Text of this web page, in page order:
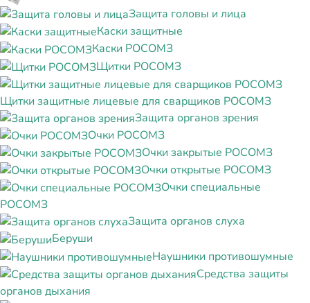
Защита головы и лица
Каски защитные
Каски РОСОМЗ
Щитки РОСОМЗ
Щитки защитные лицевые для сварщиков РОСОМЗ
Защита органов зрения
Очки РОСОМЗ
Очки закрытые РОСОМЗ
Очки открытые РОСОМЗ
Очки специальные
РОСОМЗ
Защита органов слуха
Беруши
Наушники противошумные
Средства защиты
органов дыхания